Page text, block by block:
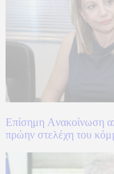
Επίσημη Aνακοίνωση
πρώην στελέχη του